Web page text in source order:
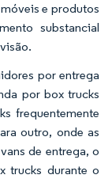
e produtos
substancial
por entrega
por box trucks
frequentemente
outro, onde as
de entrega, o
trucks durante o